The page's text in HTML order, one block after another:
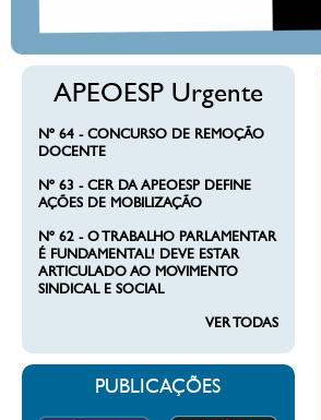
APEOESP Urgente
Nº 64 - CONCURSO DE REMOÇÃO
DOCENTE
Nº 63 - CER DA APEOESP DEFINE
AÇÕES DE MOBILIZAÇÃO
Nº 62 - O TRABALHO PARLAMENTAR
É FUNDAMENTAL! DEVE ESTAR
ARTICULADO AO MOVIMENTO
SINDICAL E SOCIAL
VER TODAS
PUBLICAÇÕES